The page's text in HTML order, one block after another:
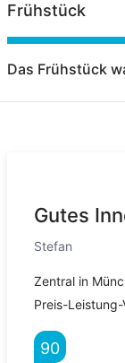
Frühstück
Das Frühstück
Gutes
Stefan
Zentral in
Preis-Leistung-
90